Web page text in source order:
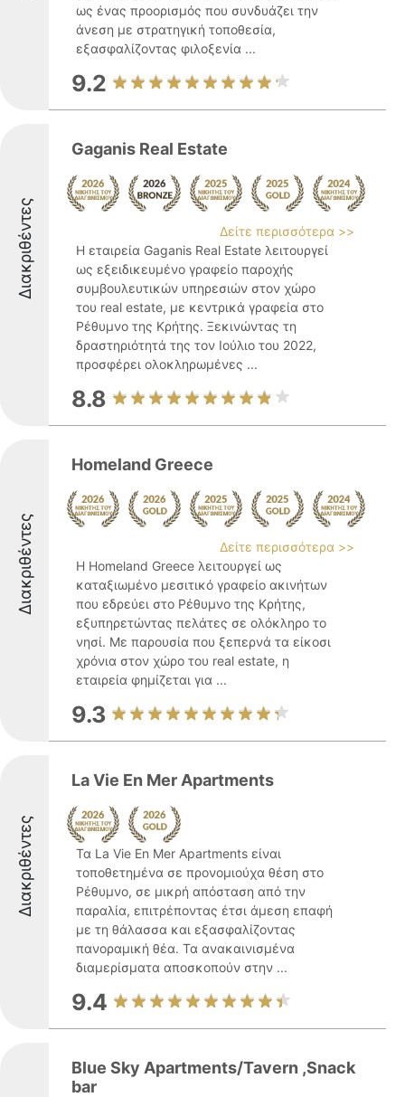
ως ένας προορισμός που συνδυάζει την
άνεση με στρατηγική τοποθεσία,
εξασφαλίζοντας φιλοξενία ...
9.2
Διακριθέντες
Gaganis Real Estate
Δείτε περισσότερα >>
Η εταιρεία Gaganis Real Estate λειτουργεί
ως εξειδικευμένο γραφείο παροχής
συμβουλευτικών υπηρεσιών στον χώρο
του real estate, με κεντρικά γραφεία στο
Ρέθυμνο της Κρήτης. Ξεκινώντας τη
δραστηριότητά της τον Ιούλιο του 2022,
προσφέρει ολοκληρωμένες ...
8.8
Διακριθέντες
Homeland Greece
Δείτε περισσότερα >>
Η Homeland Greece λειτουργεί ως
καταξιωμένο μεσιτικό γραφείο ακινήτων
που εδρεύει στο Ρέθυμνο της Κρήτης,
εξυπηρετώντας πελάτες σε ολόκληρο το
νησί. Με παρουσία που ξεπερνά τα είκοσι
χρόνια στον χώρο του real estate, η
εταιρεία φημίζεται για ...
9.3
Διακριθέντες
La Vie En Mer Apartments
Τα La Vie En Mer Apartments είναι
τοποθετημένα σε προνομιούχα θέση στο
Ρέθυμνο, σε μικρή απόσταση από την
παραλία, επιτρέποντας έτσι άμεση επαφή
με τη θάλασσα και εξασφαλίζοντας
πανοραμική θέα. Τα ανακαινισμένα
διαμερίσματα αποσκοπούν στην ...
9.4
Blue Sky Apartments/Tavern ,Snack
bar